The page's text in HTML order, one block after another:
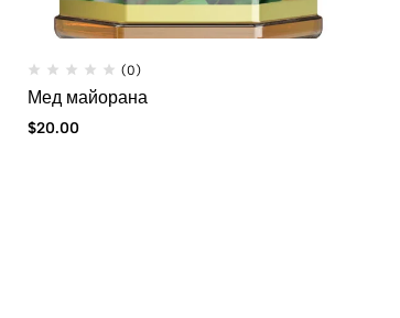
(0)
Мед майорана
$20.00